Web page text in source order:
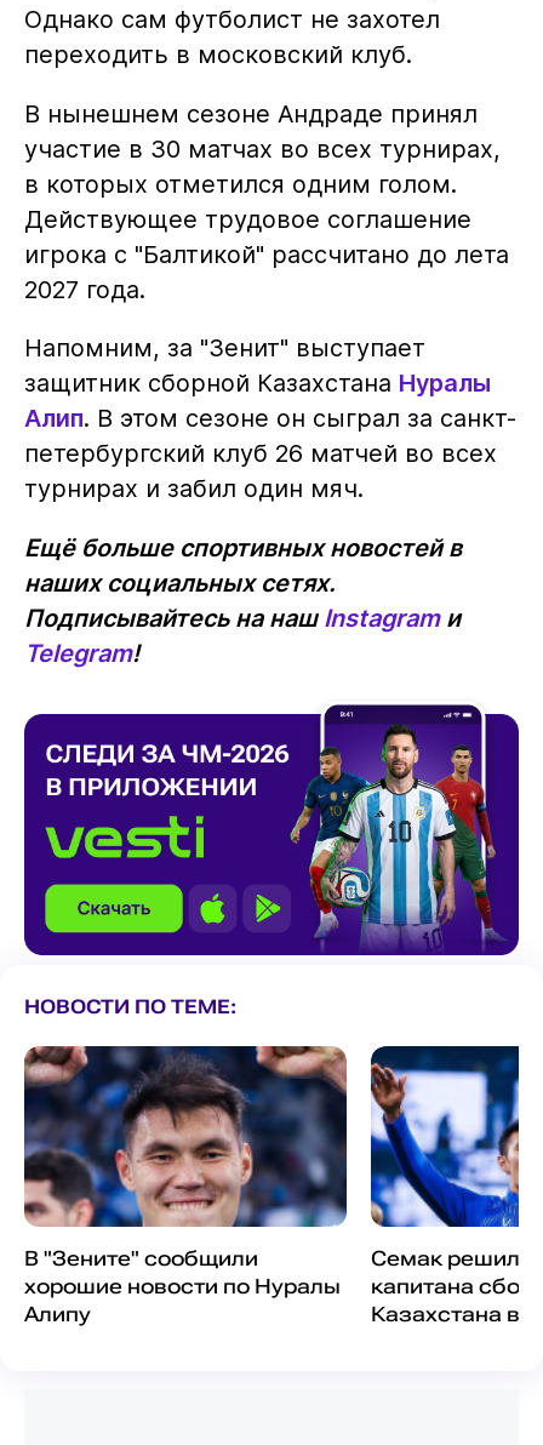
Однако сам футболист не захотел
переходить в московский клуб.
В нынешнем сезоне Андраде принял
участие в 30 матчах во всех турнирах,
в которых отметился одним голом.
Действующее трудовое соглашение
игрока с "Балтикой" рассчитано до лета
2027 года.
Напомним, за "Зенит" выступает
защитник сборной Казахстана Нуралы
Алип. В этом сезоне он сыграл за санкт-
петербургский клуб 26 матчей во всех
турнирах и забил один мяч.
Ещё больше спортивных новостей в
наших социальных сетях.
Подписывайтесь на нашInstagramи
Telegram!
НОВОСТИ ПО ТЕМЕ:
В "Зените" сообщили
хорошие новости по Нуралы
Алипу
Семак решил
капитана
Казахстана в